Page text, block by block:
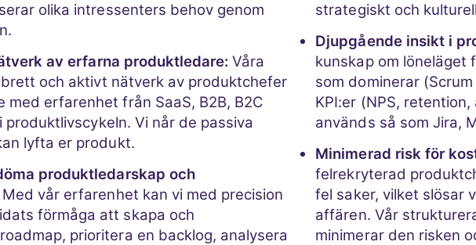
olika intressenters behov genom
av erfarna produktledare: Våra
och aktivt nätverk av produktchefer
med erfarenhet från SaaS, B2B, B2C
produktlivscykeln. Vi når de passiva
lyfta er produkt.
produktledarskap och
Med vår erfarenhet kan vi med precision
förmåga att skapa och
prioritera en backlog, analysera
strategiskt och
Djupgående insikt i
kunskap om löneläget
som dominerar
KPI:er (NPS,
används så som Jira,
Minimerad risk för
felrekryterad
fel saker, vilket slösar
affären. Vår
minimerar den risken